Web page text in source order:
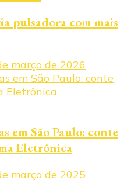
pulsadora com mais
março de 2026
em São Paulo: conte
Eletrônica
março de 2025